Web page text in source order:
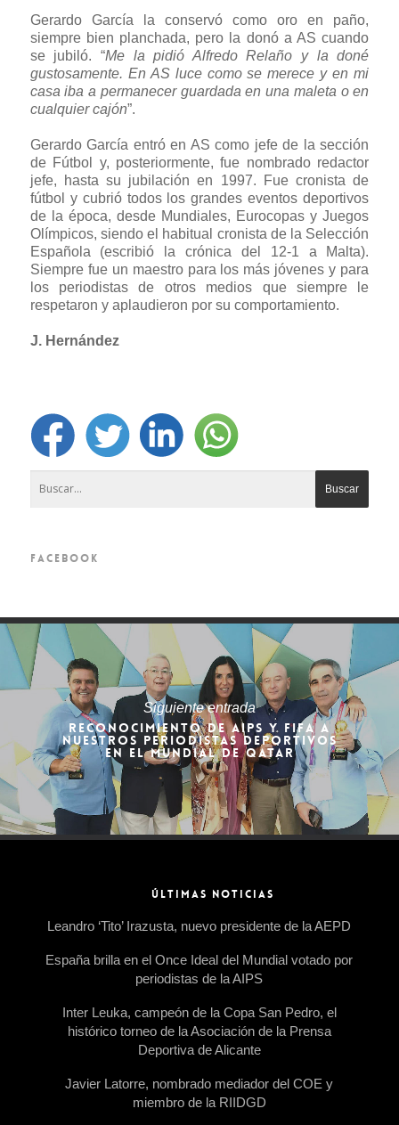
Gerardo García la conservó como oro en paño,
siempre bien planchada, pero la donó a AS cuando
se jubiló. “Me la pidió Alfredo Relaño y la doné
gustosamente. En AS luce como se merece y en mi
casa iba a permanecer guardada en una maleta o en
cualquier cajón”.
Gerardo García entró en AS como jefe de la sección
de Fútbol y, posteriormente, fue nombrado redactor
jefe, hasta su jubilación en 1997. Fue cronista de
fútbol y cubrió todos los grandes eventos deportivos
de la época, desde Mundiales, Eurocopas y Juegos
Olímpicos, siendo el habitual cronista de la Selección
Española (escribió la crónica del 12-1 a Malta).
Siempre fue un maestro para los más jóvenes y para
los periodistas de otros medios que siempre le
respetaron y aplaudieron por su comportamiento.
J. Hernández
FACEBOOK
Siguiente entrada
RECONOCIMIENTO DE AIPS Y FIFA A
NUESTROS PERIODISTAS DEPORTIVOS
EN EL MUNDIAL DE QATAR
ÚLTIMAS NOTICIAS
Leandro ‘Tito’ Irazusta, nuevo presidente de la AEPD
España brilla en el Once Ideal del Mundial votado por
periodistas de la AIPS
Inter Leuka, campeón de la Copa San Pedro, el
histórico torneo de la Asociación de la Prensa
Deportiva de Alicante
Javier Latorre, nombrado mediador del COE y
miembro de la RIIDGD